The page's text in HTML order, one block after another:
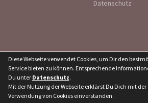
Datenschutz
Diese Webseite verwendet Cookies, um Dir den
Service bieten zu können. Entsprechende
Du unter Datenschutz.
Mit der Nutzung der Webseite erklärst Du Dich mit der
Verwendung von Cookies einverstanden.